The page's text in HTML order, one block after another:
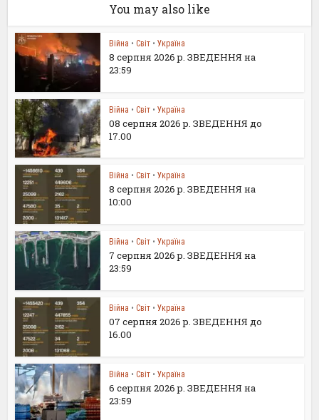
You may also like
Війна • Світ • Україна
8 серпня 2026 р. ЗВЕДЕННЯ на
23:59
Війна • Світ • Україна
08 серпня 2026 р. ЗВЕДЕННЯ до
17.00
Війна • Світ • Україна
8 серпня 2026 р. ЗВЕДЕННЯ на
10:00
Війна • Світ • Україна
7 серпня 2026 р. ЗВЕДЕННЯ на
23:59
Війна • Світ • Україна
07 серпня 2026 р. ЗВЕДЕННЯ до
16.00
Війна • Світ • Україна
6 серпня 2026 р. ЗВЕДЕННЯ на
23:59